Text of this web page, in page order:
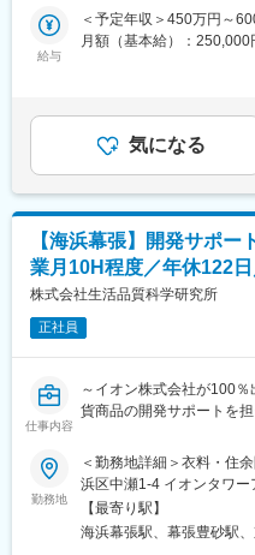
・電子機器組み立てにお
・製造ラインのインフラ
かかわることができます
や組織強化のため、もの
いっていただける方を募
■働き方：
年間休日126日、残業時間
フバランスを維持しやす
の異動は基本的に発生し
キャリアを形成していくこ
・休日は工場稼働してい
変更の範囲：会社の定め
■業務概要
営業として、会計・経理
いただきます。クライア
＜具体的には＞
・お客様の課題ヒアリング
・パッケージソフト、シ
およそ７割のお客様がリ
その他、問い合わせや案
いません。
■入社後研修について
OJTを通して、無理なく
また、お客様先で課題を
緒に解決策を考えますの
■活かせる知識について
会計・経理システムの導
かすことができます。「
給与
＜予定年収＞450万円～
月額（基本給）：250,000
目安の金額であり、選考
給(月額)は固定手当を含め
気になる
【海浜幕張】開発サポ
業月10H程度／年休122
株式会社生活品質科学研究所
正社員
仕事内容
～イオン株式会社が100
貨商品の開発サポートを
■業務内容：
トップバリュなどイオン
服飾雑貨、ホームファッ
質面からサポートしてい
勤務地
＜勤務地詳細＞衣料・住
浜区中瀬1-4 イオンタワー
海浜幕張駅受動喫煙対策
める事業所
【最寄り駅】
海浜幕張駅、幕張豊砂駅